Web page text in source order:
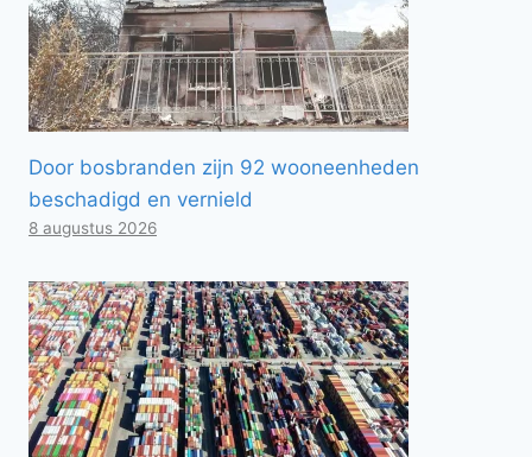
Door bosbranden zijn 92 wooneenheden
beschadigd en vernield
8 augustus 2026